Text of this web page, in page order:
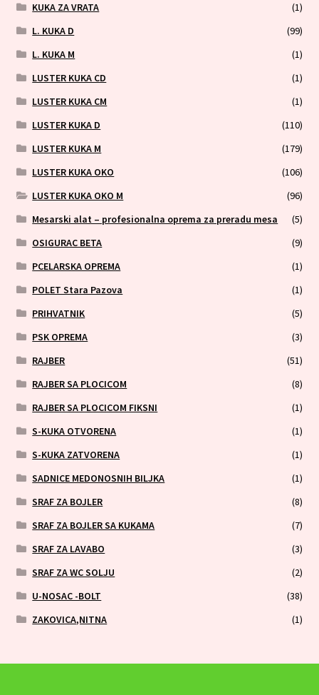
KUKA ZA VRATA
(1)
L. KUKA D
(99)
L. KUKA M
(1)
LUSTER KUKA CD
(1)
LUSTER KUKA CM
(1)
LUSTER KUKA D
(110)
LUSTER KUKA M
(179)
LUSTER KUKA OKO
(106)
LUSTER KUKA OKO M
(96)
Mesarski alat – profesionalna oprema za preradu mesa
(5)
OSIGURAC BETA
(9)
PCELARSKA OPREMA
(1)
POLET Stara Pazova
(1)
PRIHVATNIK
(5)
PSK OPREMA
(3)
RAJBER
(51)
RAJBER SA PLOCICOM
(8)
RAJBER SA PLOCICOM FIKSNI
(1)
S-KUKA OTVORENA
(1)
S-KUKA ZATVORENA
(1)
SADNICE MEDONOSNIH BILJKA
(1)
SRAF ZA BOJLER
(8)
SRAF ZA BOJLER SA KUKAMA
(7)
SRAF ZA LAVABO
(3)
SRAF ZA WC SOLJU
(2)
U-NOSAC -BOLT
(38)
ZAKOVICA,NITNA
(1)